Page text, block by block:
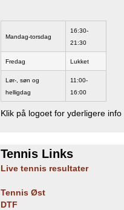
Mandag-torsdag
16:30-
21:30
Fredag Lukket
Lør-, søn og
helligdag
11:00-
16:00
Klik på logoet for yderligere info
Tennis Links
Live tennis resultater
Tennis Øst
DTF